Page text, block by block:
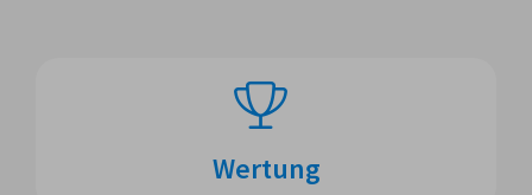
Wertung